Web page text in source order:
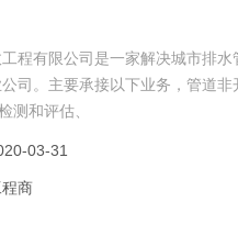
程有限公司是一家解决城市排水
司。主要承接以下业务，管道非
测和评估、
护、管道养护和沉管抢修、泵站
、许可经营的正规大型疏通清洗
，现已拥有先进高压水射流清洗
03-31
商